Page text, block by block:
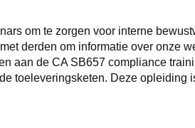
om te zorgen voor interne
derden om informatie over onze
aan de CA SB657 compliance
toeleveringsketen. Deze